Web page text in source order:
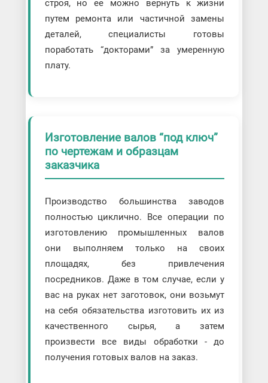
строя, но ее можно вернуть к жизни
путем ремонта или частичной замены
деталей, специалисты готовы
поработать “докторами” за умеренную
плату.
Изготовление валов “под ключ”
по чертежам и образцам
заказчика
Производство большинства заводов
полностью циклично. Все операции по
изготовлению промышленных валов
они выполняем только на своих
площадях, без привлечения
посредников. Даже в том случае, если у
вас на руках нет заготовок, они возьмут
на себя обязательства изготовить их из
качественного сырья, а затем
произвести все виды обработки - до
получения готовых валов на заказ.